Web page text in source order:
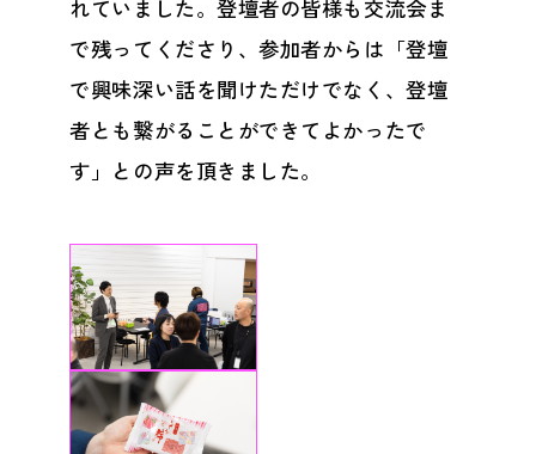
れていました。登壇者の皆様も交流会ま
で残ってくださり、参加者からは「登壇
で興味深い話を聞けただけでなく、登壇
者とも繋がることができてよかったで
す」との声を頂きました。